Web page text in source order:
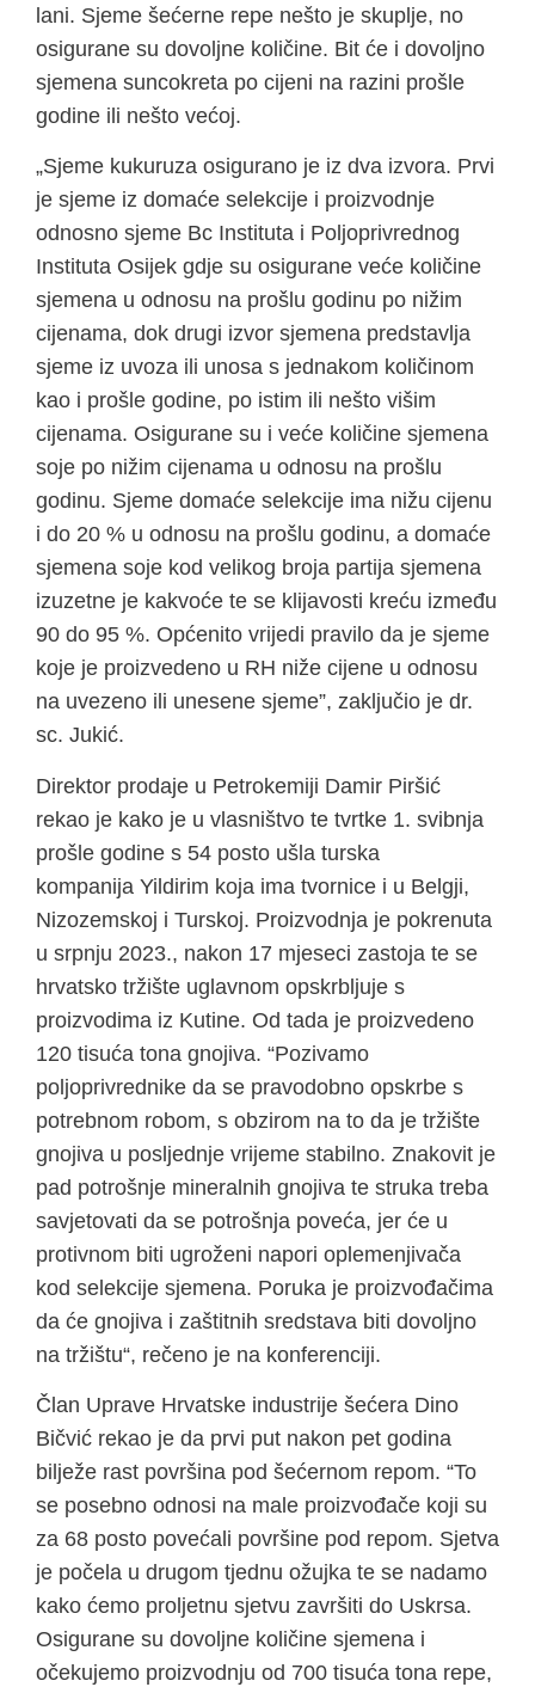
lani. Sjeme šećerne repe nešto je skuplje, no
osigurane su dovoljne količine. Bit će i dovoljno
sjemena suncokreta po cijeni na razini prošle
godine ili nešto većoj.
„Sjeme kukuruza osigurano je iz dva izvora. Prvi
je sjeme iz domaće selekcije i proizvodnje
odnosno sjeme Bc Instituta i Poljoprivrednog
Instituta Osijek gdje su osigurane veće količine
sjemena u odnosu na prošlu godinu po nižim
cijenama, dok drugi izvor sjemena predstavlja
sjeme iz uvoza ili unosa s jednakom količinom
kao i prošle godine, po istim ili nešto višim
cijenama. Osigurane su i veće količine sjemena
soje po nižim cijenama u odnosu na prošlu
godinu. Sjeme domaće selekcije ima nižu cijenu
i do 20 % u odnosu na prošlu godinu, a domaće
sjemena soje kod velikog broja partija sjemena
izuzetne je kakvoće te se klijavosti kreću između
90 do 95 %. Općenito vrijedi pravilo da je sjeme
koje je proizvedeno u RH niže cijene u odnosu
na uvezeno ili unesene sjeme”, zaključio je dr.
sc. Jukić.
Direktor prodaje u Petrokemiji Damir Piršić
rekao je kako je u vlasništvo te tvrtke 1. svibnja
prošle godine s 54 posto ušla turska
kompanija Yildirim koja ima tvornice i u Belgji,
Nizozemskoj i Turskoj. Proizvodnja je pokrenuta
u srpnju 2023., nakon 17 mjeseci zastoja te se
hrvatsko tržište uglavnom opskrbljuje s
proizvodima iz Kutine. Od tada je proizvedeno
120 tisuća tona gnojiva. “Pozivamo
poljoprivrednike da se pravodobno opskrbe s
potrebnom robom, s obzirom na to da je tržište
gnojiva u posljednje vrijeme stabilno. Znakovit je
pad potrošnje mineralnih gnojiva te struka treba
savjetovati da se potrošnja poveća, jer će u
protivnom biti ugroženi napori oplemenjivača
kod selekcije sjemena. Poruka je proizvođačima
da će gnojiva i zaštitnih sredstava biti dovoljno
na tržištu“, rečeno je na konferenciji.
Član Uprave Hrvatske industrije šećera Dino
Bičvić rekao je da prvi put nakon pet godina
bilježe rast površina pod šećernom repom. “To
se posebno odnosi na male proizvođače koji su
za 68 posto povećali površine pod repom. Sjetva
je počela u drugom tjednu ožujka te se nadamo
kako ćemo proljetnu sjetvu završiti do Uskrsa.
Osigurane su dovoljne količine sjemena i
očekujemo proizvodnju od 700 tisuća tona repe,